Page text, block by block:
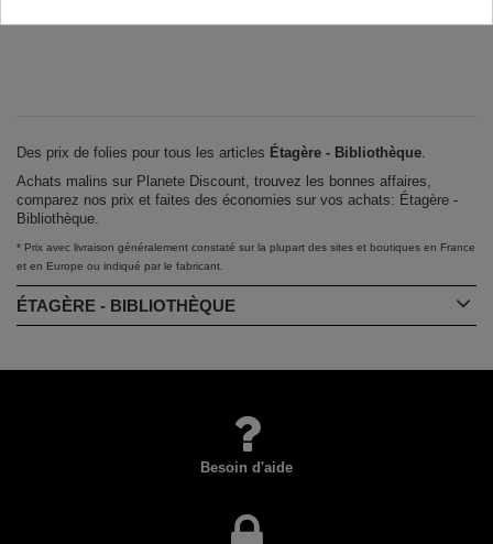
Des prix de folies pour tous les articles Étagère - Bibliothèque.
Achats malins sur Planete Discount, trouvez les bonnes affaires,
comparez nos prix et faites des économies sur vos achats: Étagère -
Bibliothèque.
* Prix avec livraison généralement constaté sur la plupart des sites et boutiques en France
et en Europe ou indiqué par le fabricant.
ÉTAGÈRE - BIBLIOTHÈQUE
Besoin d'aide